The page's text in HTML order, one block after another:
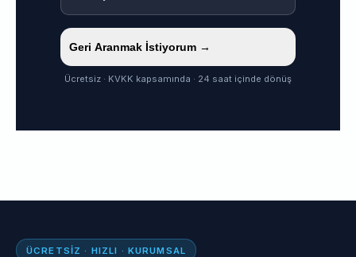
Geri Aranmak İstiyorum →
Ücretsiz · KVKK kapsamında · 24 saat içinde dönüş
ÜCRETSIZ · HIZLI · KURUMSAL